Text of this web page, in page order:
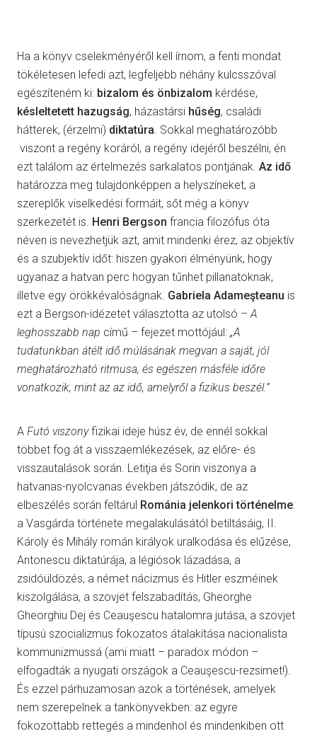
Ha a könyv cselekményéről kell írnom, a fenti mondat
tökéletesen lefedi azt, legfeljebb néhány kulcsszóval
egészíteném ki: bizalom és önbizalom kérdése,
késleltetett hazugság, házastársi hűség, családi
hátterek, (érzelmi) diktatúra . Sokkal meghatározóbb
viszont a regény koráról, a regény idejéről beszélni, én
ezt találom az értelmezés sarkalatos pontjának. Az idő
határozza meg tulajdonképpen a helyszíneket, a
szereplők viselkedési formáit, sőt még a könyv
szerkezetét is. Henri Bergson francia filozófus óta
néven is nevezhetjük azt, amit mindenki érez, az objektív
és a szubjektív időt: hiszen gyakori élményünk, hogy
ugyanaz a hatvan perc hogyan tűnhet pillanatoknak,
illetve egy örökkévalóságnak. Gabriela Adameşteanu is
ezt a Bergson-idézetet választotta az utolsó – A
leghosszabb nap című – fejezet mottójául: „A
tudatunkban átélt idő múlásának megvan a saját, jól
meghatározható ritmusa, és egészen másféle időre
vonatkozik, mint az az idő, amelyről a fizikus beszél.”
A Futó viszonyfizikai ideje húsz év, de ennél sokkal
többet fog át a visszaemlékezések, az előre- és
visszautalások során. Letiţia és Sorin viszonya a
hatvanas-nyolcvanas években játszódik, de az
elbeszélés során feltárul Románia jelenkori történelme:
a Vasgárda története megalakulásától betiltásáig, II.
Károly és Mihály román királyok uralkodása és elűzése,
Antonescu diktatúrája, a légiósok lázadása, a
zsidóüldözés, a német nácizmus és Hitler eszméinek
kiszolgálása, a szovjet felszabadítás, Gheorghe
Gheorghiu Dej és Ceauşescu hatalomra jutása, a szovjet
típusú szocializmus fokozatos átalakítása nacionalista
kommunizmussá (ami miatt – paradox módon –
elfogadták a nyugati országok a Ceauşescu-rezsimet!).
És ezzel párhuzamosan azok a történések, amelyek
nem szerepelnek a tankönyvekben: az egyre
fokozottabb rettegés a mindenhol és mindenkiben ott